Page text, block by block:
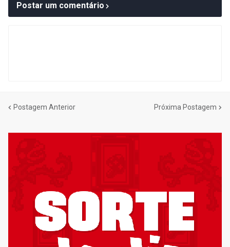
Postar um comentário
Postagem Anterior Próxima Postagem